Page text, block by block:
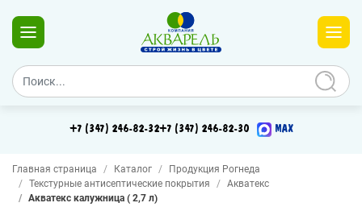
+7 (347) 246-82-32+7 (347) 246-82-30 MAX
Главная страница Каталог
Продукция Рогнеда
Текстурные антисептические покрытия
Акватекс
Акватекс калужница ( 2,7 л)